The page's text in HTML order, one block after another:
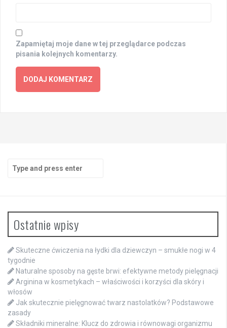
Zapamiętaj moje dane w tej przeglądarce podczas
pisania kolejnych komentarzy.
for:
Ostatnie wpisy
Skuteczne ćwiczenia na łydki dla dziewczyn – smukłe nogi w 4
tygodnie
Naturalne sposoby na gęste brwi: efektywne metody pielęgnacji
Arginina w kosmetykach – właściwości i korzyści dla skóry i
włosów
Jak skutecznie pielęgnować twarz nastolatków? Podstawowe
zasady
Składniki mineralne: Klucz do zdrowia i równowagi organizmu